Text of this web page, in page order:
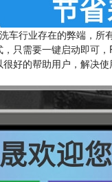
车行业存在的弊端，
只需要一键启动即可
好的帮助用户，解决